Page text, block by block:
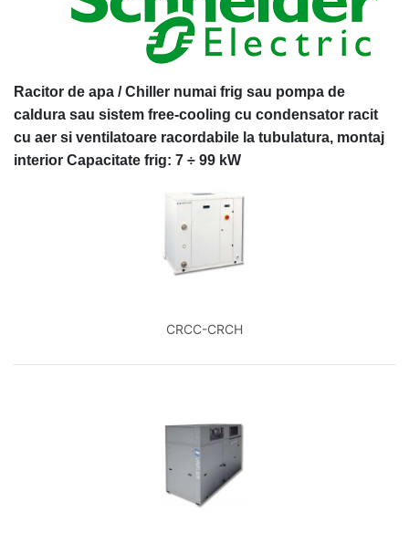
Racitor de apa / Chiller numai frig sau pompa de
caldura sau sistem free-cooling cu condensator racit
cu aer si ventilatoare racordabile la tubulatura, montaj
interior Capacitate frig: 7 ÷ 99 kW
CRCC-CRCH